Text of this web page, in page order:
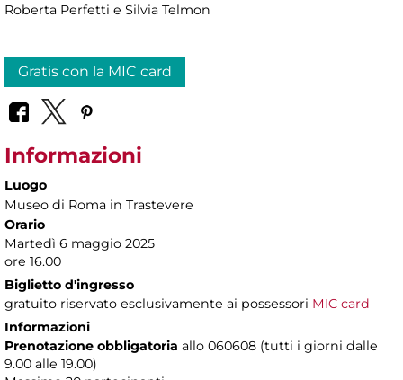
Roberta Perfetti e Silvia Telmon
Gratis con la MIC card
Informazioni
Luogo
Museo di Roma in Trastevere
Orario
Martedì 6 maggio 2025
ore 16.00
Biglietto d'ingresso
gratuito riservato esclusivamente ai possessori MIC card
Informazioni
Prenotazione obbligatoria allo 060608 (tutti i giorni dalle
9.00 alle 19.00)